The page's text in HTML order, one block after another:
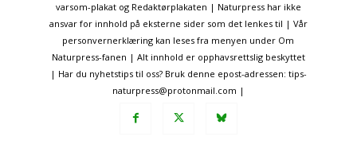
varsom-plakat og Redaktørplakaten | Naturpress har ikke
ansvar for innhold på eksterne sider som det lenkes til | Vår
personvernerklæring kan leses fra menyen under Om
Naturpress-fanen | Alt innhold er opphavsrettslig beskyttet
| Har du nyhetstips til oss? Bruk denne epost-adressen: tips-
naturpress@protonmail.com |